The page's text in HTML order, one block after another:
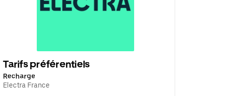
Tarifs préférentiels
Recharge
Electra France